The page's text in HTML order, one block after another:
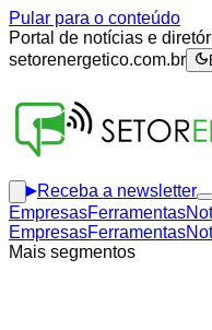
Pular para o conteúdo
Portal de notícias e
setorenergetico.com.br
Receba a newsletter
EmpresasFerramentas
EmpresasFerramentas
Mais segmentos